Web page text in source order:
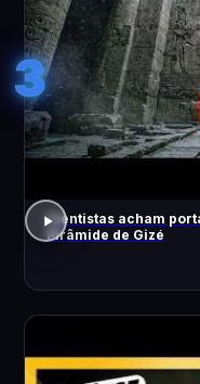
3
Cientistas acham
Pirâmide de Gizé